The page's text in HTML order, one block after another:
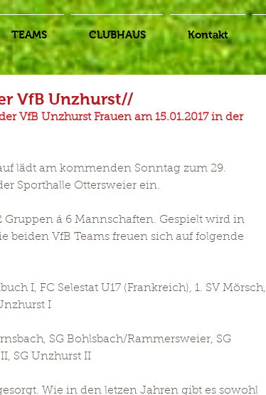
TEAMS CLUBHAUS Kontakt
VfB Unzhurst//
VfB Unzhurst Frauen am 15.01.2017 in der
lädt am kommenden Sonntag zum 29.
Sporthalle Ottersweier ein.
á 6 Mannschaften. Gespielt wird in
beiden VfB Teams freuen sich auf folgende
I, FC Selestat U17 (Frankreich), 1. SV Mörsch,
I
SG Bohlsbach/Rammersweier, SG
SG Unzhurst II
Wie in den letzen Jahren gibt es sowohl